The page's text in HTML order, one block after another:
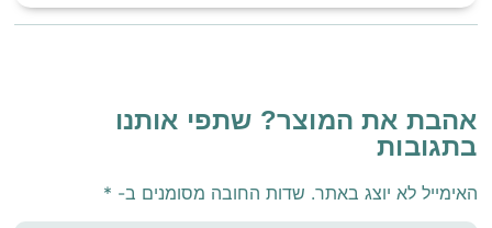
אהבת את המוצר? שתפי אותנו
בתגובות
האימייל לא יוצג באתר. שדות החובה מסומנים ב- *